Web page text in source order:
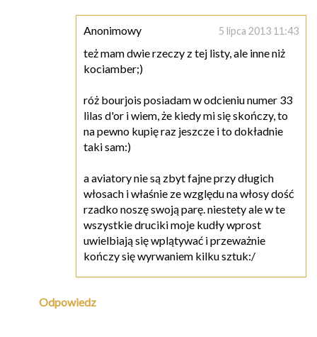
Anonimowy 5 lipca 2013 11:43
też mam dwie rzeczy z tej listy, ale inne niż
kociamber;)
róż bourjois posiadam w odcieniu numer 33
lilas d'or i wiem, że kiedy mi się skończy, to
na pewno kupię raz jeszcze i to dokładnie
taki sam:)
a aviatory nie są zbyt fajne przy długich
włosach i właśnie ze względu na włosy dość
rzadko noszę swoją parę. niestety ale w te
wszystkie druciki moje kudły wprost
uwielbiają się wplątywać i przeważnie
kończy się wyrwaniem kilku sztuk:/
Odpowiedz